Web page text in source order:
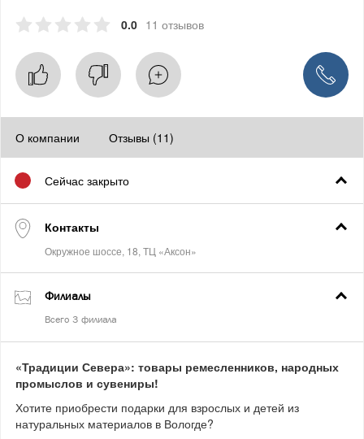
0.0 11 отзывов
О компании Отзывы (11)
Сейчас закрыто
Контакты
Филиалы
«Традиции Севера»: товары ремесленников, народных
промыслов и сувениры!
Хотите приобрести подарки для взрослых и детей из
натуральных материалов в Вологде?